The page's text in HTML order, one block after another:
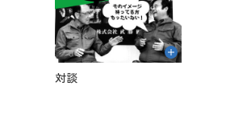
対談